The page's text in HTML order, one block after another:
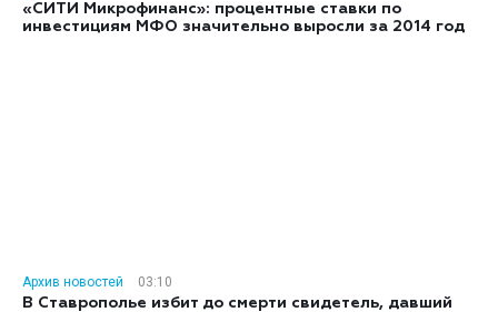
«СИТИ Микрофинанс»: процентные ставки по
инвестициям МФО значительно выросли за 2014 год
Архив новостей
03:10
В Ставрополье избит до смерти свидетель, давший